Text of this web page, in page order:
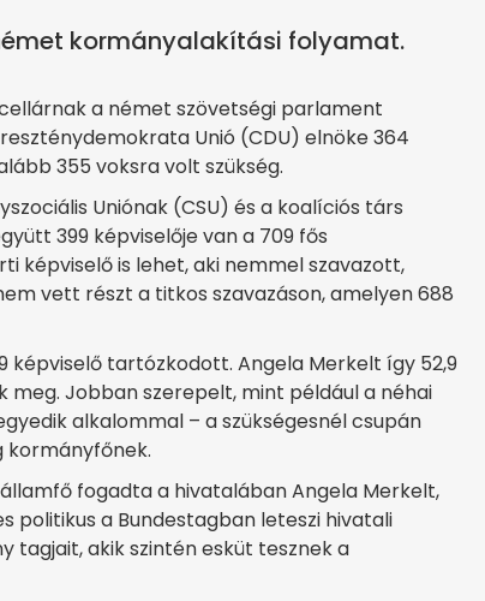
kormányalakítási folyamat.
a német szövetségi parlament
Unió (CDU) elnöke 364
355 voksra volt szükség.
Uniónak (CSU) és a koalíciós társ
399 képviselője van a 709 fős
képviselő is lehet, aki nemmel szavazott,
vett részt a titkos szavazáson, amelyen 688
képviselő tartózkodott. Angela Merkelt így 52,9
Jobban szerepelt, mint például a néhai
alkalommal – a szükségesnél csupán
fogadta a hivatalában Angela Merkelt,
politikus a Bundestagban leteszi hivatali
tagjait, akik szintén esküt tesznek a